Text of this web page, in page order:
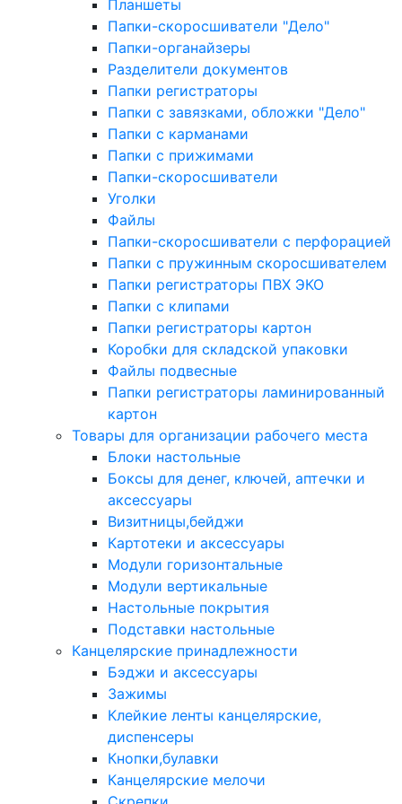
Планшеты
Папки-скоросшиватели "Дело"
Папки-органайзеры
Разделители документов
Папки регистраторы
Папки с завязками, обложки "Дело"
Папки с карманами
Папки с прижимами
Папки-скоросшиватели
Уголки
Файлы
Папки-скоросшиватели с перфорацией
Папки с пружинным скоросшивателем
Папки регистраторы ПВХ ЭКО
Папки с клипами
Папки регистраторы картон
Коробки для складской упаковки
Файлы подвесные
Папки регистраторы ламинированный
картон
Товары для организации рабочего места
Блоки настольные
Боксы для денег, ключей, аптечки и
аксессуары
Визитницы,бейджи
Картотеки и аксессуары
Модули горизонтальные
Модули вертикальные
Настольные покрытия
Подставки настольные
Канцелярские принадлежности
Бэджи и аксессуары
Зажимы
Клейкие ленты канцелярские,
диспенсеры
Кнопки,булавки
Канцелярские мелочи